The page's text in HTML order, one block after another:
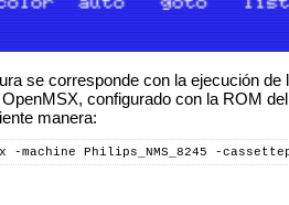
se corresponde con la ejecución de
configurado con la ROM
manera:
-machine Philips_NMS_8245 -